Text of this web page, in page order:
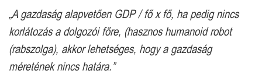
„A gazdaság alapvetően GDP / fő x fő, ha pedig nincs
korlátozás a dolgozói főre, (hasznos humanoid robot
(rabszolga), akkor lehetséges, hogy a gazdaság
méretének nincs határa.”